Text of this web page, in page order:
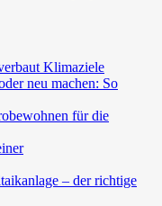
Klimaziele
neu machen: So
für die
– der richtige